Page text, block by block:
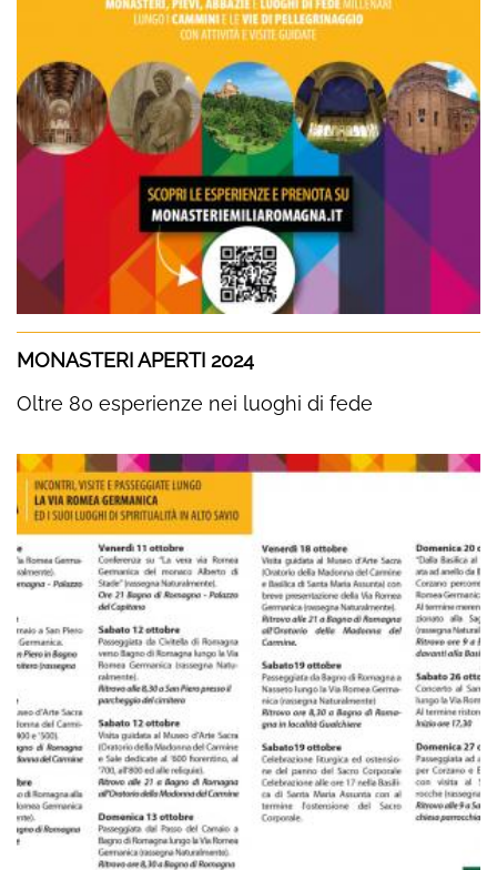
MONASTERI APERTI 2024
Oltre 80 esperienze nei luoghi di fede